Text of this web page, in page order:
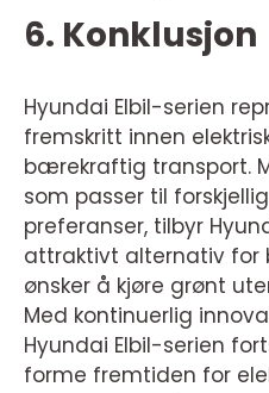
6. Konklusjon
Hyundai Elbil-serien
fremskritt innen
bærekraftig transport.
som passer til
preferanser, tilbyr
attraktivt alternativ for
ønsker å kjøre grønt
Med kontinuerlig
Hyundai Elbil-serien
forme fremtiden for